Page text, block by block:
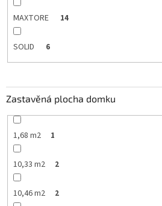
MAXTORE 14
SOLID 6
Zastavěná plocha domku
1,68 m2 1
10,33 m2 2
10,46 m2 2